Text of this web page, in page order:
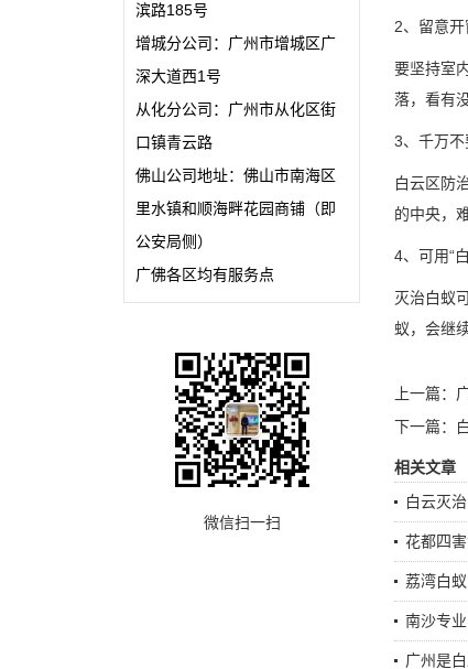
滨路185号
增城分公司：广州市增城区广
深大道西1号
从化分公司：广州市从化区街
口镇青云路
佛山公司地址：佛山市南海区
里水镇和顺海畔花园商铺（即
公安局侧）
广佛各区均有服务点
微信扫一扫
2、留意
要坚持室
落，看有
3、千万
白云区防
的中央，
4、可用“
灭治白蚁
蚁，会继
上一篇：
下一篇：
相关文章
白云灭
花都四
荔湾白
南沙专
广州是